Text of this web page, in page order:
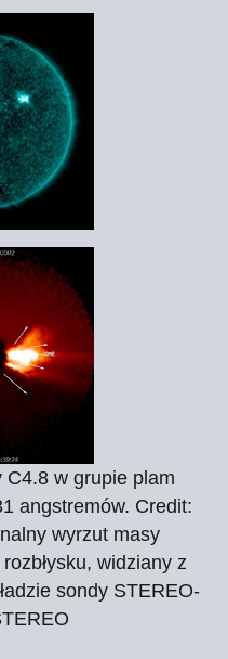
C4.8 w grupie plam
angstremów. Credit:
wyrzut masy
widziany z
sondy STEREO-